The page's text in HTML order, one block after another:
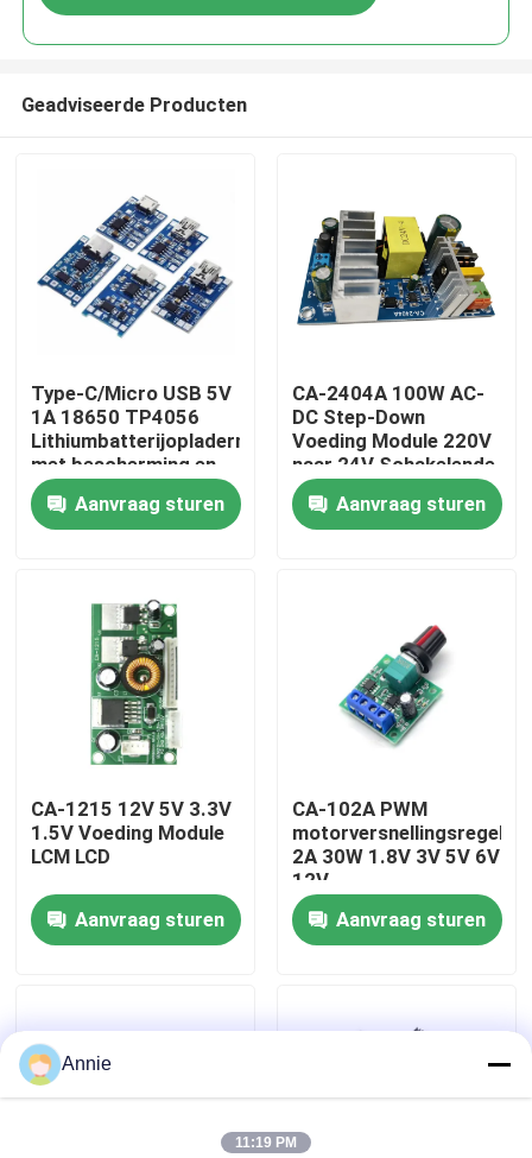
Thuis
Over Ons
Fabriekstour
Kwaliteitscontrole
Neem contact met ons op
Nieuws
Blog
Versterkerbordmodule
Geadviseerde Producten
Type-C/Micro USB 5V
1A 18650 TP4056
Lithiumbatterijopladermodule
met bescherming en
dubbele functies
Aanvraag sturen
CA-2404A 100W AC-
DC Step-Down
Voeding Module 220V
naar 24V Schakelende
Voeding
Aanvraag sturen
CA-1215 12V 5V 3.3V
1.5V Voeding Module
LCM LCD
Aanvraag sturen
CA-102A PWM
motorversnellingsregelaar
2A 30W 1.8V 3V 5V 6V
12V
Aanvraag sturen
Annie
11:19 PM